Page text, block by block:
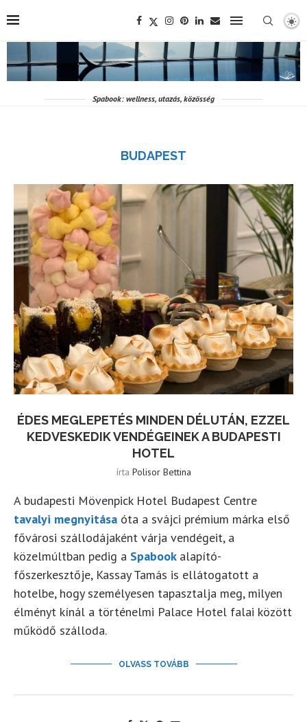
Spabook: wellness, utazás, közösség
BUDAPEST
ÉDES MEGLEPETÉS MINDEN DÉLUTÁN, EZZEL
KEDVESKEDIK VENDÉGEINEK A BUDAPESTI
HOTEL
írta Polisor Bettina
A budapesti Mövenpick Hotel Budapest Centre
tavalyi megnyitása óta a svájci prémium márka első
fővárosi szállodájaként várja vendégeit, a
közelmúltban pedig a Spabook alapító-
főszerkesztője, Kassay Tamás is ellátogatott a
hotelbe, hogy személyesen tapasztalja meg, milyen
élményt kínál a történelmi Palace Hotel falai között
működő szálloda.
OLVASS TOVÁBB